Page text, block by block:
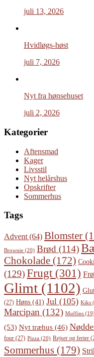
juli 13, 2026
Hvidløgs-høst
juli 7, 2026
Nyt fra hønsehuset
juli 2, 2026
Kategorier
Aftensmad
Kager
Livsstil
Nyt helårshus
Opskrifter
Sommerhus
Tags
Advent (64) Blomster
Brownie (20) Brød (114)
Chokolade (172)
(129)Frugt (301)
Glimt (1102)
(27) Høns (41) Jul (105) Kiks
Marcipan (132) Muffins
(53) Nyt træhus (46)
four (27) Pizza (20) Rejser og ferier
Sommerhus (179)